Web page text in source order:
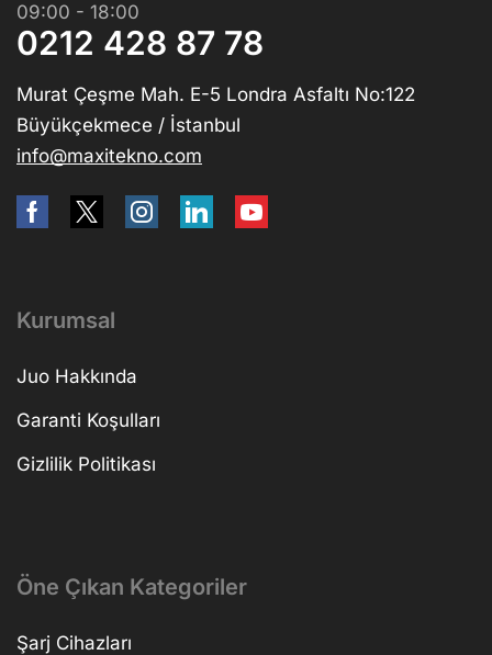
09:00 - 18:00
0212 428 87 78
Murat Çeşme Mah. E-5 Londra Asfaltı No:122
Büyükçekmece / İstanbul
info@maxitekno.com
Kurumsal
Juo Hakkında
Garanti Koşulları
Gizlilik Politikası
Öne Çıkan Kategoriler
Şarj Cihazları